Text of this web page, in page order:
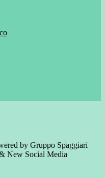
by Gruppo Spaggiari
New Social Media